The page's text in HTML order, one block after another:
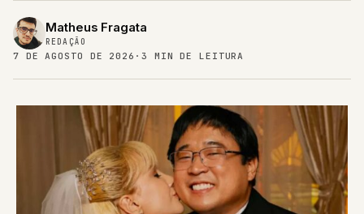
Matheus Fragata
REDAÇÃO
7 DE AGOSTO DE 2026 · 3 MIN DE LEITURA